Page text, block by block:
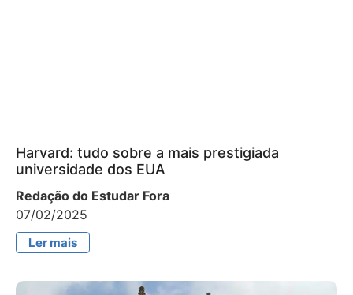
Harvard: tudo sobre a mais prestigiada
universidade dos EUA
Redação do Estudar Fora
07/02/2025
Ler mais